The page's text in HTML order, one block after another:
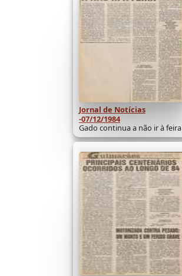
Jornal de Notícias
-07/12/1984
Gado continua a não ir à feira